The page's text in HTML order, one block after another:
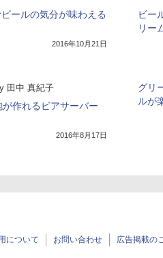
ールの気分が味わえる
2016年10月21日
ビー
リー
田中 真紀子
作れるビアサーバー
2016年8月17日
グリ
ルが
について お問い合わせ 広告掲載の